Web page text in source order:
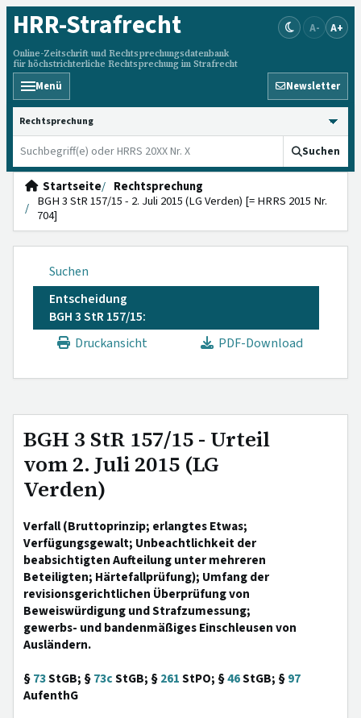
HRR-Strafrecht
Online-Zeitschrift und Rechtsprechungsdatenbank
für höchstrichterliche Rechtsprechung im Strafrecht
A- A+
Menü Newsletter
HRRS durchsuchen
Suchen
Startseite
Rechtsprechung
BGH 3 StR 157/15 - 2. Juli 2015 (LG Verden) [= HRRS 2015 Nr.
704]
Suchen
Entscheidung
BGH 3 StR 157/15:
Druckansicht
PDF-Download
BGH 3 StR 157/15 - Urteil
vom 2. Juli 2015 (LG
Verden)
Verfall (Bruttoprinzip; erlangtes Etwas;
Verfügungsgewalt; Unbeachtlichkeit der
beabsichtigten Aufteilung unter mehreren
Beteiligten; Härtefallprüfung); Umfang der
revisionsgerichtlichen Überprüfung von
Beweiswürdigung und Strafzumessung;
gewerbs- und bandenmäßiges Einschleusen von
Ausländern.
§73StGB; §73cStGB; §261StPO; §46StGB; §97
AufenthG